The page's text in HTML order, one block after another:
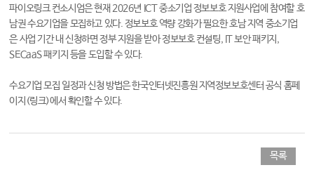
파이오링크 컨소시엄은 현재 2026년 ICT 중소기업 정보보호 지원사업에 참여할 호
남권 수요기업을 모집하고 있다. 정보보호 역량 강화가 필요한 호남 지역 중소기업
은 사업 기간 내 신청하면 정부 지원을 받아 정보보호 컨설팅, IT 보안 패키지,
SECaaS 패키지 등을 도입할 수 있다.
수요기업 모집 일정과 신청 방법은 한국인터넷진흥원 지역정보보호센터 공식 홈페
이지 (링크)에서 확인할 수 있다.
목록